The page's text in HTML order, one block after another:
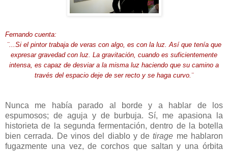
Fernando cuenta:
¨...Si el pintor trabaja de veras con algo, es con la luz. Así que tenía que
expresar gravedad con luz. La gravitación, cuando es suficientemente
intensa, es capaz de desviar a la misma luz haciendo que su camino a
través del espacio deje de ser recto y se haga curvo.¨
Nunca me había parado al borde y a hablar de los
espumosos; de aguja y de burbuja. Sí, me apasiona la
historieta de la segunda fermentación, dentro de la botella
bien cerrada. De vinos del diablo y detirage me hablaron
fugazmente una vez, de corchos que saltan y una órbita